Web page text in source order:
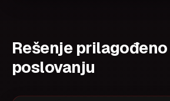
Rešenje
poslovanju